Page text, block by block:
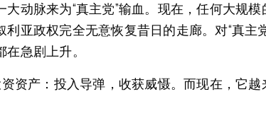
动脉来为“真主党”输血。现在，任何大规
亚政权完全无意恢复昔日的走廊。对“真主
急剧上升。
资产：投入导弹，收获威慑。而现在，它